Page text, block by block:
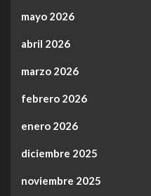
mayo 2026
abril 2026
marzo 2026
febrero 2026
enero 2026
diciembre 2025
noviembre 2025